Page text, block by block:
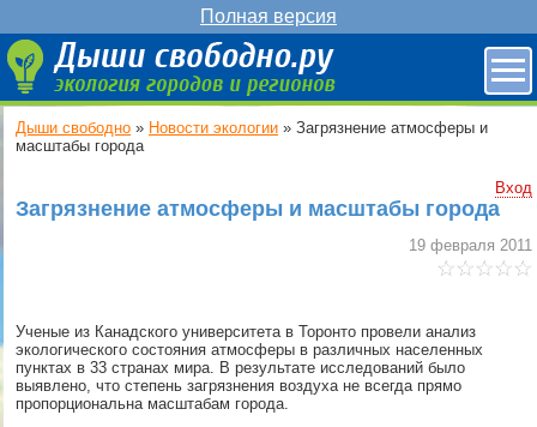
Полная версия
Дыши свободно » Новости экологии » Загрязнение атмосферы и
масштабы города
Вход
Загрязнение атмосферы и масштабы города
19 февраля 2011
Ученые из Канадского университета в Торонто провели анализ
экологического состояния атмосферы в различных населенных
пунктах в 33 странах мира. В результате исследований было
выявлено, что степень загрязнения воздуха не всегда прямо
пропорциональна масштабам города.